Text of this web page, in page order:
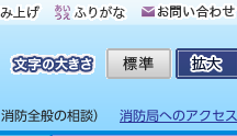
消防全般の相談） 消防局へのアクセス